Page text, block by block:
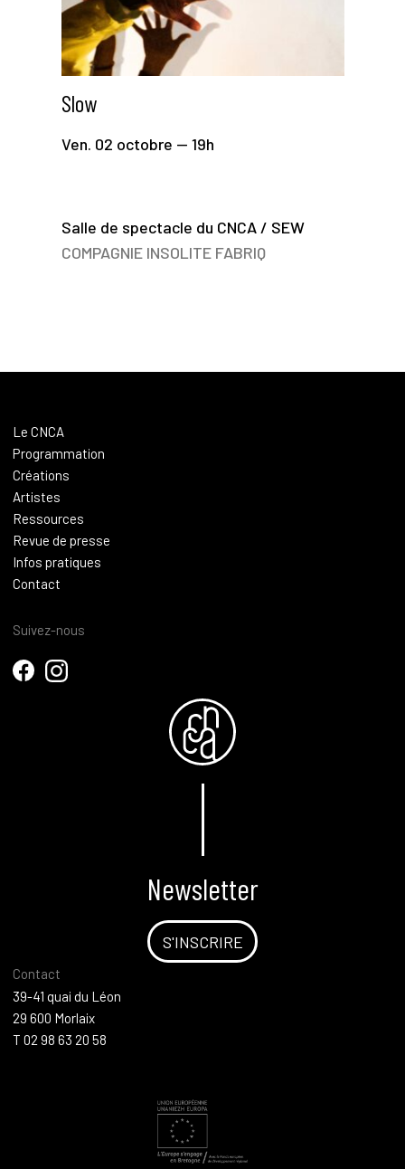
Slow
Ven. 02 octobre — 19h
Salle de spectacle du CNCA / SEW
COMPAGNIE INSOLITE FABRIQ
Le CNCA
Programmation
Créations
Artistes
Ressources
Revue de presse
Infos pratiques
Contact
Suivez-nous
Newsletter
S'INSCRIRE
Contact
39-41 quai du Léon
29 600 Morlaix
T 02 98 63 20 58